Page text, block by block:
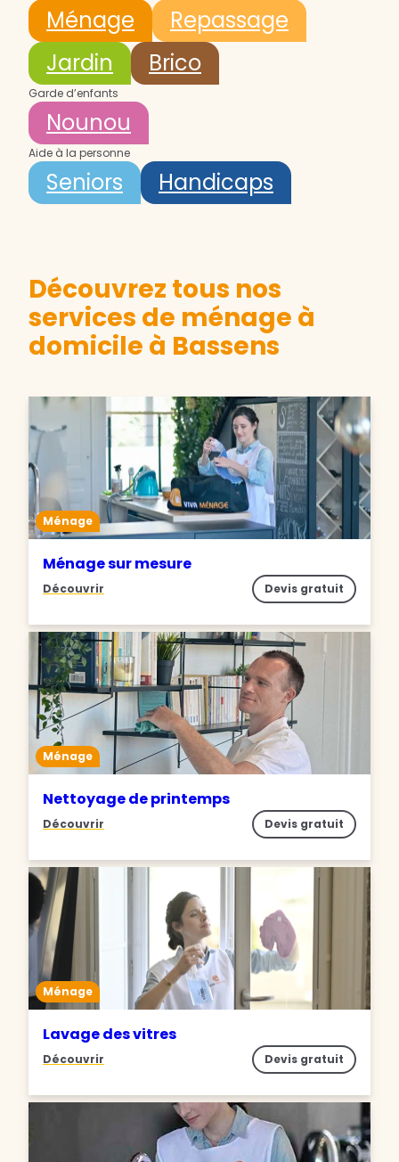
Ménage
Repassage
Jardin
Brico
Garde d’enfants
Nounou
Aide à la personne
Seniors Handicaps
Découvrez tous nos
services de ménage à
domicile à Bassens
Ménage
Ménage sur mesure
Découvrir Devis gratuit
Ménage
Nettoyage de printemps
Découvrir Devis gratuit
Ménage
Lavage des vitres
Découvrir Devis gratuit